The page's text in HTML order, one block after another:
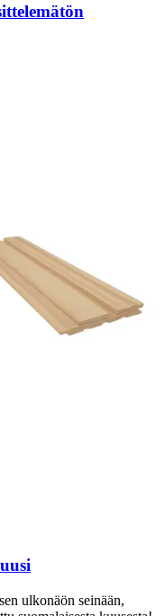
ulkonäön seinään,